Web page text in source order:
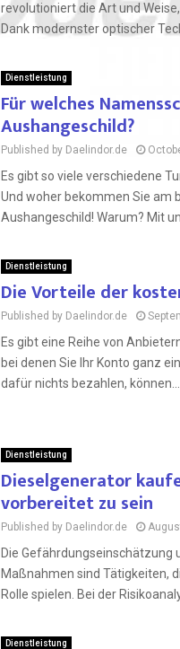
revolutioniert die Art und
Dank modernster optischer
Dienstleistung
Für welches
Aushangeschild?
Published by Daelindor.de
Es gibt so viele verschiedene
Und woher bekommen Sie am
Aushangeschild! Warum? Mit
Dienstleistung
Die Vorteile der
Published by Daelindor.de
Es gibt eine Reihe von
bei denen Sie Ihr Konto ganz
dafür nichts bezahlen, können...
Dienstleistung
Dieselgenerator
vorbereitet zu sein
Published by Daelindor.de
Die Gefährdungseinschätzung
Maßnahmen sind Tätigkeiten,
Rolle spielen. Bei der
Dienstleistung